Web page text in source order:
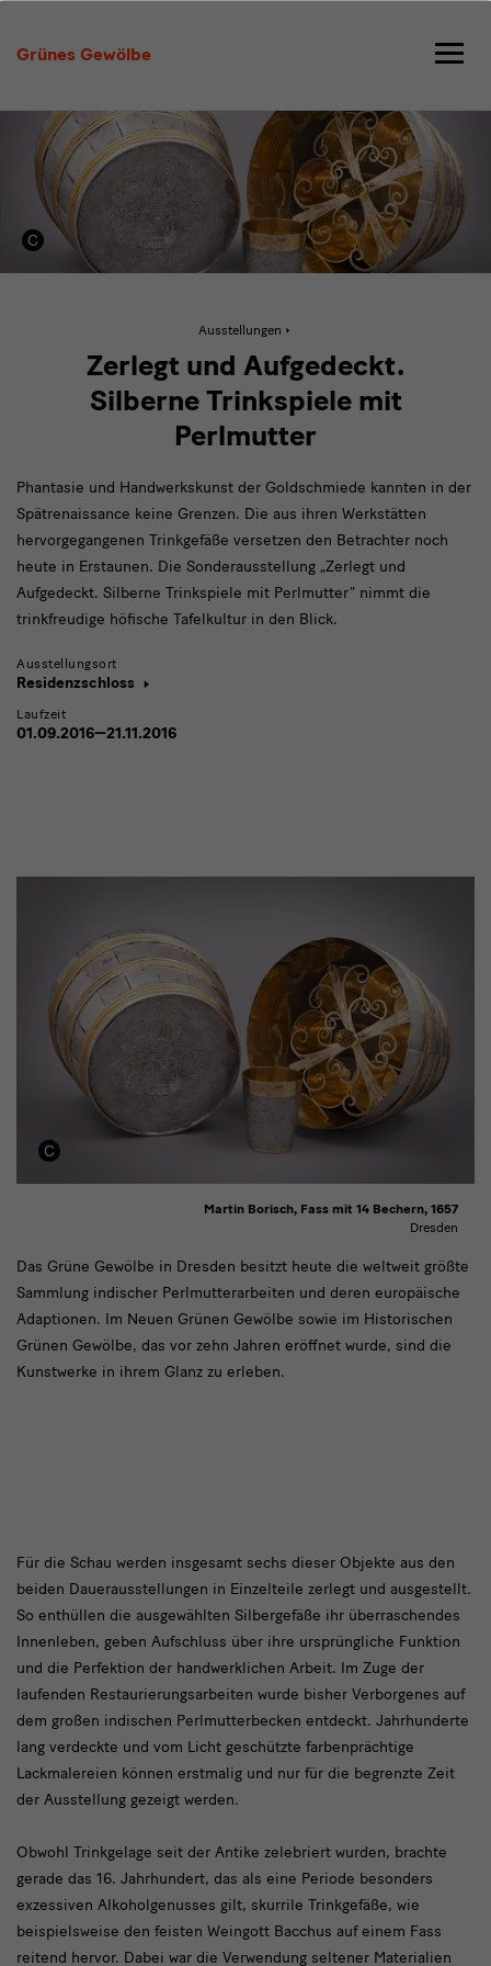
Grünes Gewölbe
und
Aufgedeckt
Ausstellungen
und
Aufgedeckt
Zerlegt und Aufgedeckt.
Silberne Trinkspiele mit
Perlmutter
Phantasie und Handwerkskunst der Goldschmiede kannten in der
Spätrenaissance keine Grenzen. Die aus ihren Werkstätten
hervorgegangenen Trinkgefäße versetzen den Betrachter noch
heute in Erstaunen. Die Sonderausstellung „Zerlegt und
Aufgedeckt. Silberne Trinkspiele mit Perlmutter“ nimmt die
trinkfreudige höfische Tafelkultur in den Blick.
Ausstellungsort
Residenzschloss
Laufzeit
01.09.2016—21.11.2016
text
Das Grüne Gewölbe in Dresden besitzt heute die weltweit größte
Sammlung indischer Perlmutterarbeiten und deren europäische
Adaptionen. Im Neuen Grünen Gewölbe sowie im Historischen
Grünen Gewölbe, das vor zehn Jahren eröffnet wurde, sind die
Kunstwerke in ihrem Glanz zu erleben.
Martin Borisch, Fass mit 14 Bechern, 1657
Dresden
text2
Für die Schau werden insgesamt sechs dieser Objekte aus den
beiden Dauerausstellungen in Einzelteile zerlegt und ausgestellt.
So enthüllen die ausgewählten Silbergefäße ihr überraschendes
Innenleben, geben Aufschluss über ihre ursprüngliche Funktion
und die Perfektion der handwerklichen Arbeit. Im Zuge der
laufenden Restaurierungsarbeiten wurde bisher Verborgenes auf
dem großen indischen Perlmutterbecken entdeckt. Jahrhunderte
lang verdeckte und vom Licht geschützte farbenprächtige
Lackmalereien können erstmalig und nur für die begrenzte Zeit
der Ausstellung gezeigt werden.
Obwohl Trinkgelage seit der Antike zelebriert wurden, brachte
gerade das 16. Jahrhundert, das als eine Periode besonders
exzessiven Alkoholgenusses gilt, skurrile Trinkgefäße, wie
beispielsweise den feisten Weingott Bacchus auf einem Fass
reitend hervor. Dabei war die Verwendung seltener Materialien